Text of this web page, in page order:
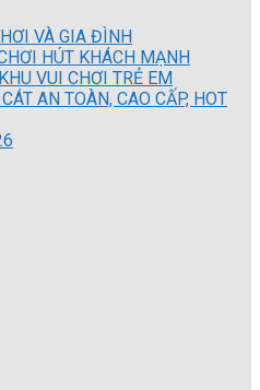
VÀ GIA ĐÌNH
HÚT KHÁCH MẠNH
VUI CHƠI TRẺ EM
AN TOÀN, CAO CẤP, HOT